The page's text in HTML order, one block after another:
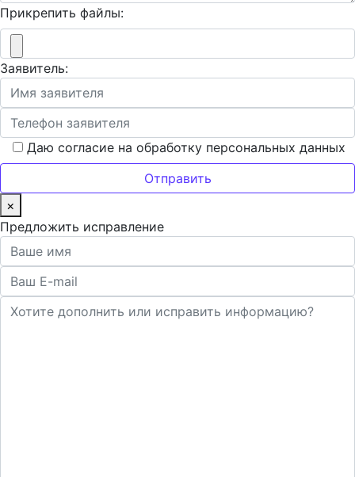
Прикрепить файлы:
Заявитель:
Даю согласие на обработку персональных данных
×
Предложить исправление